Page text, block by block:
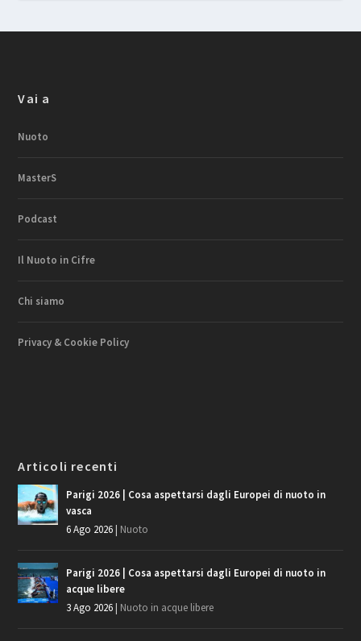
Vai a
Nuoto
MasterS
Podcast
Il Nuoto in Cifre
Chi siamo
Privacy & Cookie Policy
Articoli recenti
Parigi 2026 | Cosa aspettarsi dagli Europei di nuoto in
vasca
6 Ago 2026| Nuoto
Parigi 2026 | Cosa aspettarsi dagli Europei di nuoto in
acque libere
3 Ago 2026| Nuoto in acque libere